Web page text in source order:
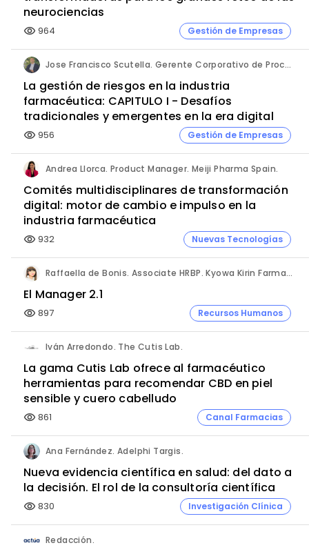
neurociencias
visibility 964 Gestión de Empresas
Jose Francisco Scutella. Gerente Corporativo de Procesos & Control Interno. Adium Pharma.
La gestión de riesgos en la industria
farmacéutica: CAPITULO I - Desafíos
tradicionales y emergentes en la era digital
visibility 956 Gestión de Empresas
Andrea Llorca. Product Manager. Meiji Pharma Spain.
Comités multidisciplinares de transformación
digital: motor de cambio e impulso en la
industria farmacéutica
visibility 932 Nuevas Tecnologías
Raffaella de Bonis. Associate HRBP. Kyowa Kirin Farmacéutica.
El Manager 2.1
visibility 897 Recursos Humanos
Iván Arredondo. The Cutis Lab.
La gama Cutis Lab ofrece al farmacéutico
herramientas para recomendar CBD en piel
sensible y cuero cabelludo
visibility 861 Canal Farmacias
Ana Fernández. Adelphi Targis.
Nueva evidencia científica en salud: del dato a
la decisión. El rol de la consultoría científica
visibility 830 Investigación Clínica
Redacción.